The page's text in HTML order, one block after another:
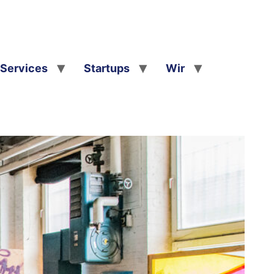
Services Startups Wir